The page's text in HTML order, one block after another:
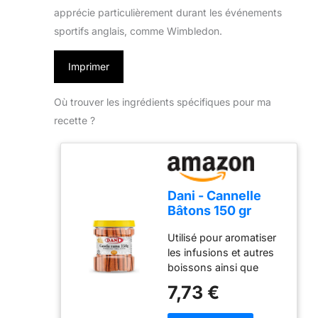
apprécie particulièrement durant les événements
sportifs anglais, comme Wimbledon.
Imprimer
Où trouver les ingrédients spécifiques pour ma
recette ?
Dani - Cannelle
Bâtons 150 gr
Utilisé pour aromatiser
les infusions et autres
boissons ainsi que
les boulangeries Une
épice sucrée largement
7,73 €